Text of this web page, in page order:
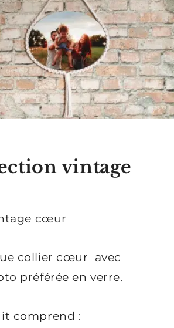
vintage
cœur
collier cœur avec
préférée en verre.
comprend :